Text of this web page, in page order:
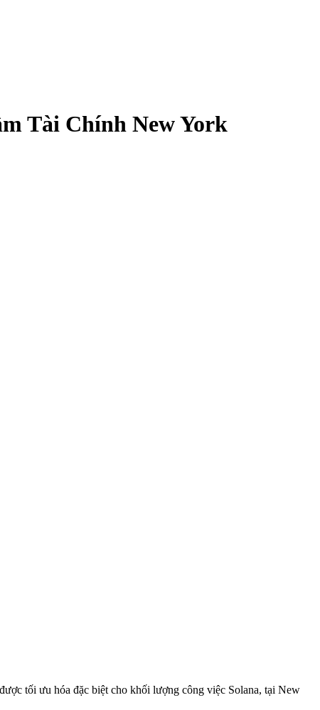
Tài Chính New York
tối ưu hóa đặc biệt cho khối lượng công việc Solana, tại New